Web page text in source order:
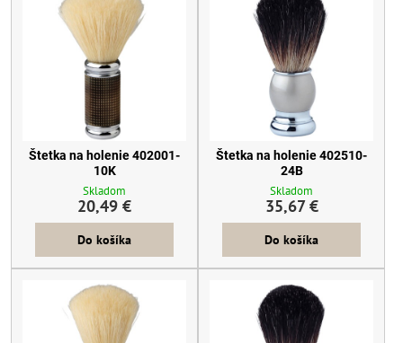
Štetka na holenie 402001-
10K
Skladom
20,49 €
Do košíka
Štetka na holenie 402510-
24B
Skladom
35,67 €
Do košíka